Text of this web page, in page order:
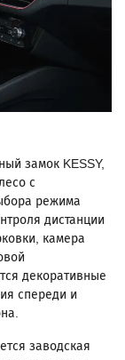
замок KESSY,
с
режима
дистанции
камера
декоративные
спереди и
заводская